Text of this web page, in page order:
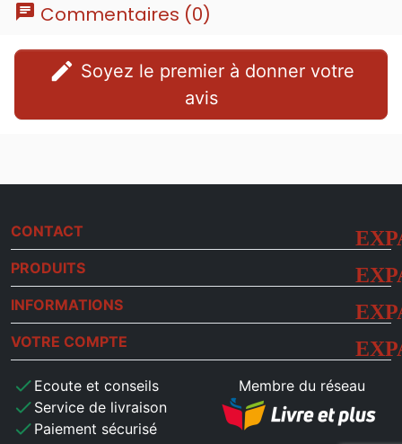
chat Commentaires (0)
edit
avis
CONTACT
PRODUITS
INFORMATIONS
VOTRE COMPTE
check Ecoute et conseils
check Service de livraison
check Paiement sécurisé
Membre du réseau